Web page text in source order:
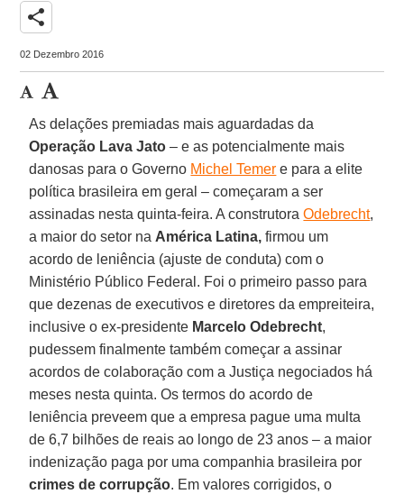
share
02 Dezembro 2016
As delações premiadas mais aguardadas da
Operação Lava Jato – e as potencialmente mais
danosas para o Governo Michel Temer e para a elite
política brasileira em geral – começaram a ser
assinadas nesta quinta-feira. A construtoraOdebrecht,
a maior do setor na América Latina, firmou um
acordo de leniência (ajuste de conduta) com o
Ministério Público Federal. Foi o primeiro passo para
que dezenas de executivos e diretores da empreiteira,
inclusive o ex-presidente Marcelo Odebrecht,
pudessem finalmente também começar a assinar
acordos de colaboração com a Justiça negociados há
meses nesta quinta. Os termos do acordo de
leniência preveem que a empresa pague uma multa
de 6,7 bilhões de reais ao longo de 23 anos – a maior
indenização paga por uma companhia brasileira por
crimes de corrupção. Em valores corrigidos, o